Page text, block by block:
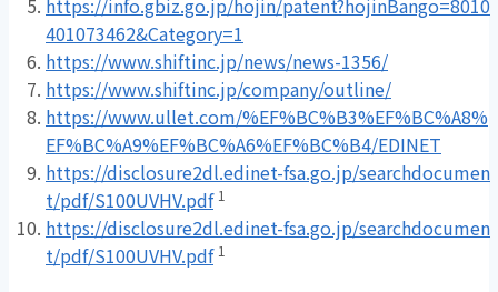
https://info.gbiz.go.jp/hojin/patent?hojinBango=8010
401073462&Category=1
https://www.shiftinc.jp/news/news-1356/
https://www.shiftinc.jp/company/outline/
https://www.ullet.com/%EF%BC%B3%EF%BC%A8%
EF%BC%A9%EF%BC%A6%EF%BC%B4/EDINET
https://disclosure2dl.edinet-fsa.go.jp/searchdocumen
t/pdf/S100UVHV.pdf 1
https://disclosure2dl.edinet-fsa.go.jp/searchdocumen
t/pdf/S100UVHV.pdf 1